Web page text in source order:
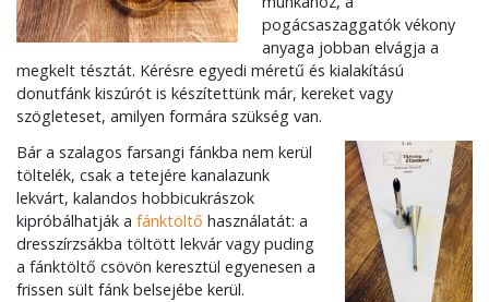
pogácsaszaggatók vékony
anyaga jobban elvágja a
megkelt tésztát. Kérésre egyedi méretű és kialakítású
donutfánk kiszúrót is készítettünk már, kereket vagy
szögleteset, amilyen formára szükség van.
Bár a szalagos farsangi fánkba nem kerül
töltelék, csak a tetejére kanalazunk
lekvárt, kalandos hobbicukrászok
kipróbálhatják a fánktöltő használatát: a
dresszírzsákba töltött lekvár vagy puding
a fánktöltő csövön keresztül egyenesen a
frissen sült fánk belsejébe kerül.